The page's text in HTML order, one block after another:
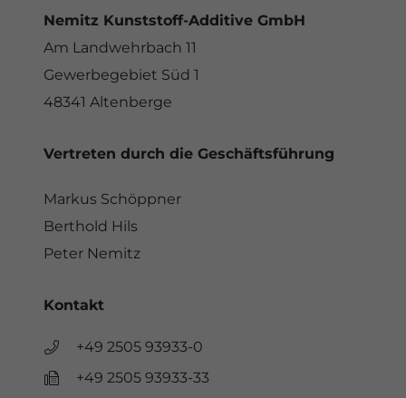
Nemitz Kunststoff-Additive GmbH
Am Landwehrbach 11
Gewerbegebiet Süd 1
48341 Altenberge
Vertreten durch die Geschäftsführung
Markus Schöppner
Berthold Hils
Peter Nemitz
Kontakt
+49 2505 93933-0
+49 2505 93933-33